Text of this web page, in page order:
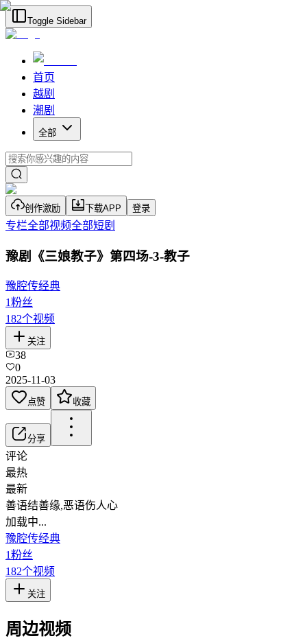
Toggle Sidebar
首页
越剧
潮剧
全部
创作激励 下载APP 登录
专栏全部视频全部短剧
豫剧《三娘教子》第四场-3-教子
豫腔传经典
1粉丝
182个视频
关注
38
0
2025-11-03
点赞 收藏
分享
评论
最热
最新
善语结善缘,恶语伤人心
加载中...
豫腔传经典
1粉丝
182个视频
关注
周边视频